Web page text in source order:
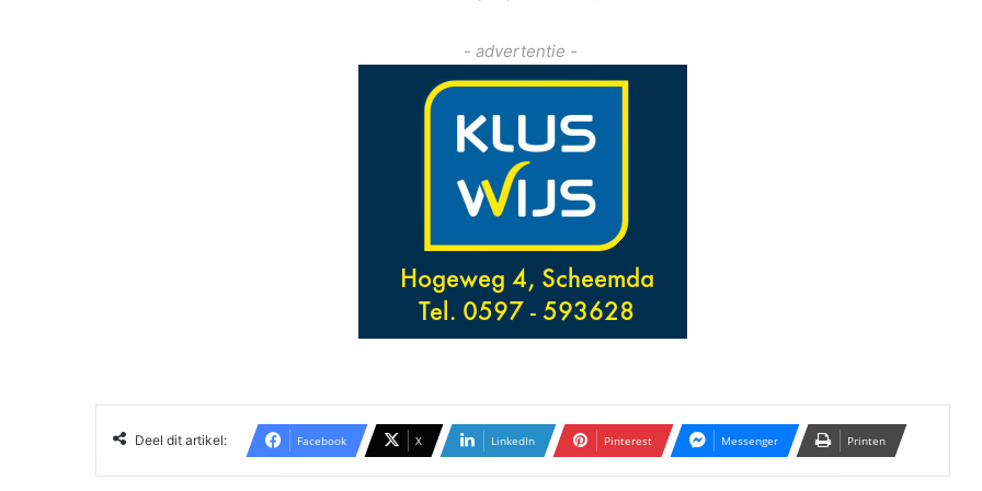
- advertentie -
Deel dit artikel: Facebook X LinkedIn Pinterest Messenger Printen